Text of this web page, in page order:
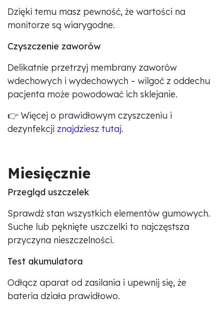
Dzięki temu masz pewność, że wartości na
monitorze są wiarygodne.
Czyszczenie zaworów
Delikatnie przetrzyj membrany zaworów
wdechowych i wydechowych – wilgoć z oddechu
pacjenta może powodować ich sklejanie.
👉 Więcej o prawidłowym czyszczeniu i
dezynfekcji znajdziesz tutaj.
Miesięcznie
Przegląd uszczelek
Sprawdź stan wszystkich elementów gumowych.
Suche lub pęknięte uszczelki to najczęstsza
przyczyna nieszczelności.
Test akumulatora
Odłącz aparat od zasilania i upewnij się, że
bateria działa prawidłowo.